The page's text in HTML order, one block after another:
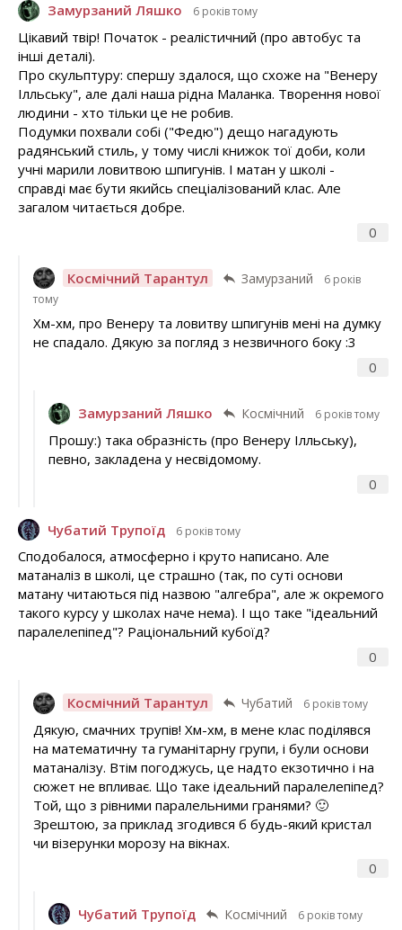
Замурзаний Ляшко 6 років тому
0
Цікавий твір! Початок - реалістичний (про автобус та
інші деталі).
Про скульптуру: спершу здалося, що схоже на "Венеру
Ілльську", але далі наша рідна Маланка. Творення нової
людини - хто тільки це не робив.
Подумки похвали собі ("Федю") дещо нагадують
радянський стиль, у тому числі книжок тої доби, коли
учні марили ловитвою шпигунів. І матан у школі -
справді має бути якийсь спеціалізований клас. Але
загалом читається добре.
Космічний Тарантул Замурзаний
6 років
тому
0
Хм-хм, про Венеру та ловитву шпигунів мені на думку
не спадало. Дякую за погляд з незвичного боку :3
Замурзаний Ляшко Космічний 6 років тому
0
Прошу:) така образність (про Венеру Ілльську),
певно, закладена у несвідомому.
Чубатий Трупоїд 6 років тому
0
Сподобалося, атмосферно і круто написано. Але
матаналіз в школі, це страшно (так, по суті основи
матану читаються під назвою "алгебра", але ж окремого
такого курсу у школах наче нема). І що таке "ідеальний
паралелепіпед"? Раціональний кубоїд?
Космічний Тарантул Чубатий 6 років тому
0
Дякую, смачних трупів! Хм-хм, в мене клас поділявся
на математичну та гуманітарну групи, і були основи
матаналізу. Втім погоджусь, це надто екзотично і на
сюжет не впливає. Що таке ідеальний паралелепіпед?
Той, що з рівними паралельними гранями? 🙂
Зрештою, за приклад згодився б будь-який кристал
чи візерунки морозу на вікнах.
Чубатий Трупоїд Космічний 6 років тому